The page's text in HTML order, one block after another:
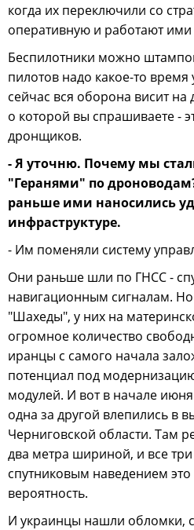
когда их переключили со
оперативную и работают
Беспилотники можно
пилотов надо какое-то время
сейчас вся оборона висит на
о которой вы спрашиваете -
дронщиков.
- Я уточню. Почему мы
"Геранями" по
раньше ими наносились
инфраструктуре.
- Им поменяли систему
Они раньше шли по ГНСС -
навигационным сигналам.
"Шахеды", у них на
огромное количество
иранцы с самого начала
потенциал под
модулей. И вот в начале
одна за другой влепились в
Черниговской области. Там
два метра шириной, и все
спутниковым наведением
вероятность.
И украинцы нашли обломки,